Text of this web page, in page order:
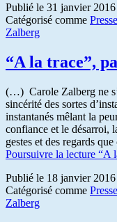
Publié le 31 janvier 2016
Catégorisé comme
Zalberg
“A la trace”,
(…) Carole Zalberg ne
sincérité des sortes
instantanés mêlant la
confiance et le désarroi,
gestes et des regards
Poursuivre la lecture “A
Publié le 18 janvier 2016
Catégorisé comme
Zalberg